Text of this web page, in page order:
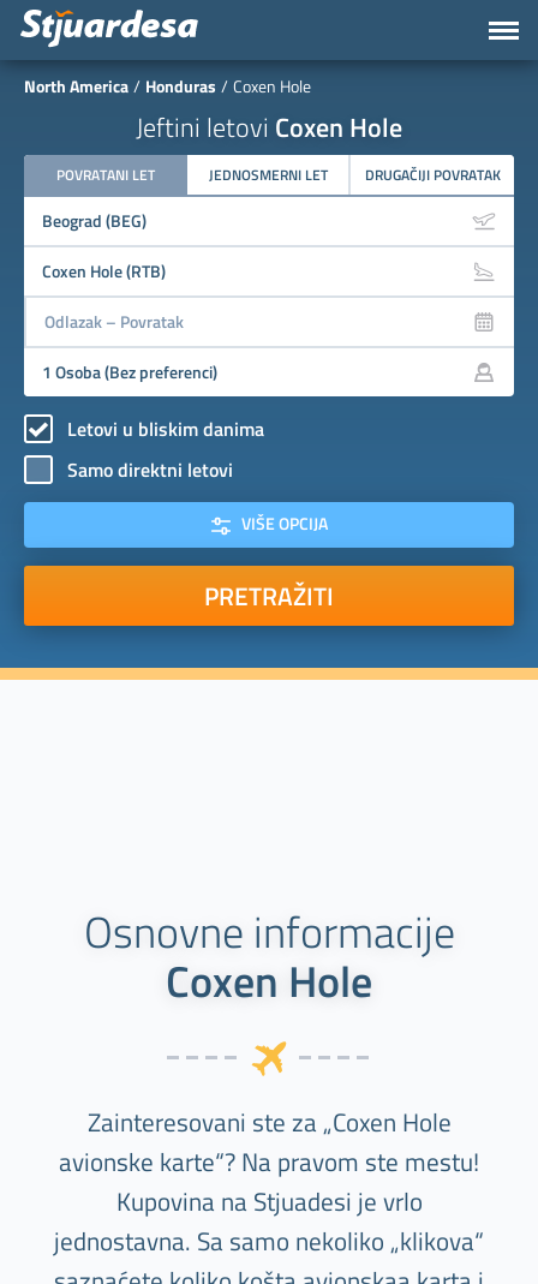
North America Honduras Coxen Hole
Jeftini letovi Coxen Hole
POVRATANI LET JEDNOSMERNI LET DRUGAČIJI POVRATAK
Letovi u bliskim danima
Samo direktni letovi
VIŠE OPCIJA
PRETRAŽITI
Osnovne informacije
Coxen Hole
Zainteresovani ste za „Coxen Hole
avionske karte“? Na pravom ste mestu!
Kupovina na Stjuadesi je vrlo
jednostavna. Sa samo nekoliko „klikova“